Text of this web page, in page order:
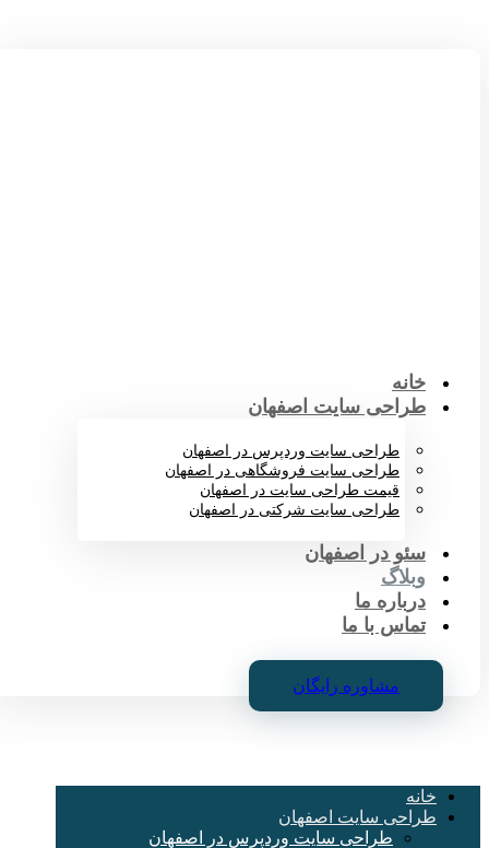
خانه
طراحی سایت اصفهان
طراحی سایت وردپرس در اصفهان
طراحی سایت فروشگاهی در اصفهان
قیمت طراحی سایت در اصفهان
طراحی سایت شرکتی در اصفهان
سئو در اصفهان
وبلاگ
درباره ما
تماس با ما
مشاوره رایگان
خانه
طراحی سایت اصفهان
طراحی سایت وردپرس در اصفهان